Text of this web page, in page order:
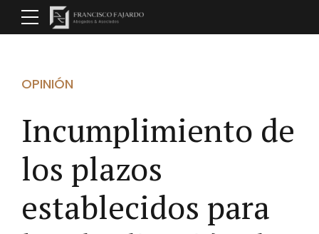
OPINIÓN
Incumplimiento de
los plazos
establecidos para